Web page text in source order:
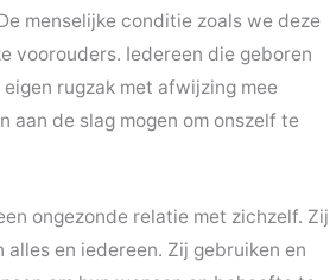
menselijke conditie zoals we deze
voorouders. Iedereen die geboren
rugzak met afwijzing mee
aan de slag mogen om onszelf te
ongezonde relatie met zichzelf. Zij
en iedereen. Zij gebruiken en